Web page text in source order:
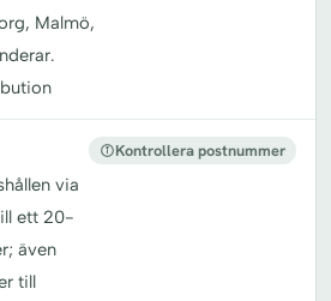
Malmö,
via
ett 20-
även
till
Kontrollera postnummer